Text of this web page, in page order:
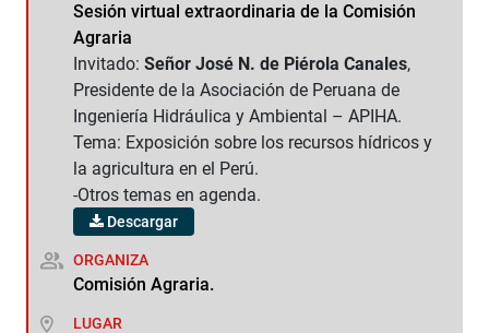
Sesión virtual extraordinaria de la Comisión
Agraria
Invitado: Señor José N. de Piérola Canales,
Presidente de la Asociación de Peruana de
Ingeniería Hidráulica y Ambiental – APIHA.
Tema: Exposición sobre los recursos hídricos y
la agricultura en el Perú.
-Otros temas en agenda.
Descargar
ORGANIZA
Comisión Agraria.
LUGAR